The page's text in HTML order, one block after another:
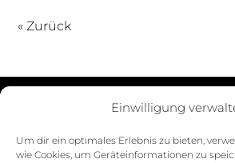
Einwilligung
Um dir ein optimales Erlebnis zu bieten,
wie Cookies, um Geräteinformationen zu
« Zurück